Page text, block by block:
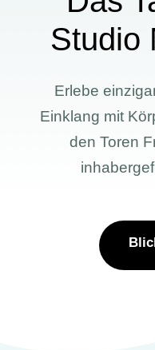
Studio
Erlebe
Einklang mit
den Toren